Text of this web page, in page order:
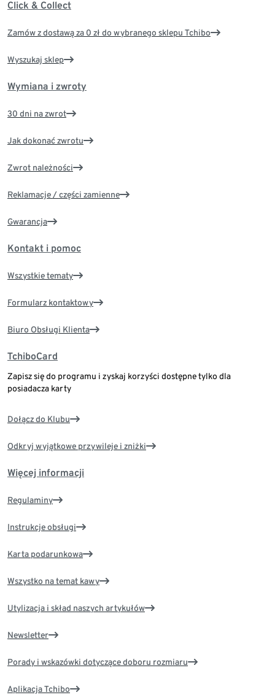
Click & Collect
Zamów z dostawą za 0 zł do wybranego sklepu Tchibo
Wyszukaj sklep
Wymiana i zwroty
30 dni na zwrot
Jak dokonać zwrotu
Zwrot należności
Reklamacje / części zamienne
Gwarancja
Kontakt i pomoc
Wszystkie tematy
Formularz kontaktowy
Biuro Obsługi Klienta
TchiboCard
Zapisz się do programu i zyskaj korzyści dostępne tylko dla
posiadacza karty
Dołącz do Klubu
Odkryj wyjątkowe przywileje i zniżki
Więcej informacji
Regulaminy
Instrukcje obsługi
Karta podarunkowa
Wszystko na temat kawy
Utylizacja i skład naszych artykułów
Newsletter
Porady i wskazówki dotyczące doboru rozmiaru
Aplikacja Tchibo